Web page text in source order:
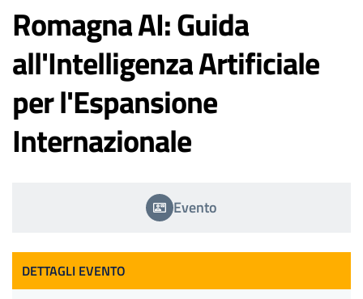
Romagna AI: Guida
all'Intelligenza Artificiale
per l'Espansione
Internazionale
Evento
DETTAGLI EVENTO